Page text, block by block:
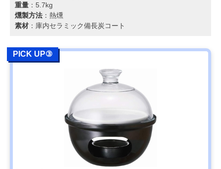
重量 ：5.7kg
燻製方法 ：熱燻
素材 ：庫内セラミック備長炭コート
PICK UP③